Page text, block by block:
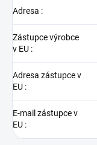
Adresa :
Zástupce výrobce
v EU :
Adresa zástupce v
EU :
E-mail zástupce v
EU :